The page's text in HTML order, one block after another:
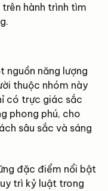
hành trình tìm
nguồn năng lượng
thuộc nhóm này
có trực giác sắc
phong phú, cho
sâu sắc và sáng
đặc điểm nổi bật
trì kỷ luật trong